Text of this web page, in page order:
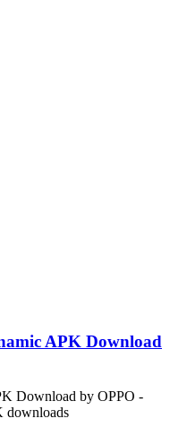
APK Download
Download by OPPO -
downloads